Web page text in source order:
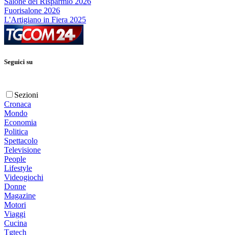
Fuorisalone 2026
L'Artigiano in Fiera 2025
Seguici su
Sezioni
Cronaca
Mondo
Economia
Politica
Spettacolo
Televisione
People
Lifestyle
Videogiochi
Donne
Magazine
Motori
Viaggi
Cucina
Tgtech